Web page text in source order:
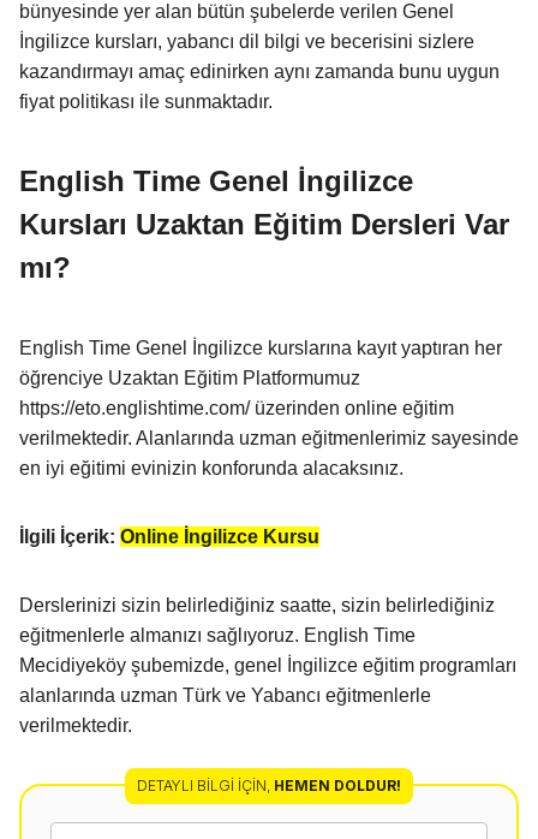
bünyesinde yer alan bütün şubelerde verilen Genel
İngilizce kursları, yabancı dil bilgi ve becerisini sizlere
kazandırmayı amaç edinirken aynı zamanda bunu uygun
fiyat politikası ile sunmaktadır.
English Time Genel İngilizce
Kursları Uzaktan Eğitim Dersleri Var
mı?
English Time Genel İngilizce kurslarına kayıt yaptıran her
öğrenciye Uzaktan Eğitim Platformumuz
https://eto.englishtime.com/ üzerinden online eğitim
verilmektedir. Alanlarında uzman eğitmenlerimiz sayesinde
en iyi eğitimi evinizin konforunda alacaksınız.
İlgili İçerik: Online İngilizce Kursu
Derslerinizi sizin belirlediğiniz saatte, sizin belirlediğiniz
eğitmenlerle almanızı sağlıyoruz. English Time
Mecidiyeköy şubemizde, genel İngilizce eğitim programları
alanlarında uzman Türk ve Yabancı eğitmenlerle
verilmektedir.
DETAYLI BILGI İÇIN, HEMEN DOLDUR!